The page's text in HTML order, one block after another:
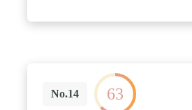
まで幅広く使えるカーサイドター
アゲートを開けてサイドにタープ
い面積でアウトドアを満喫する事
No.14 63